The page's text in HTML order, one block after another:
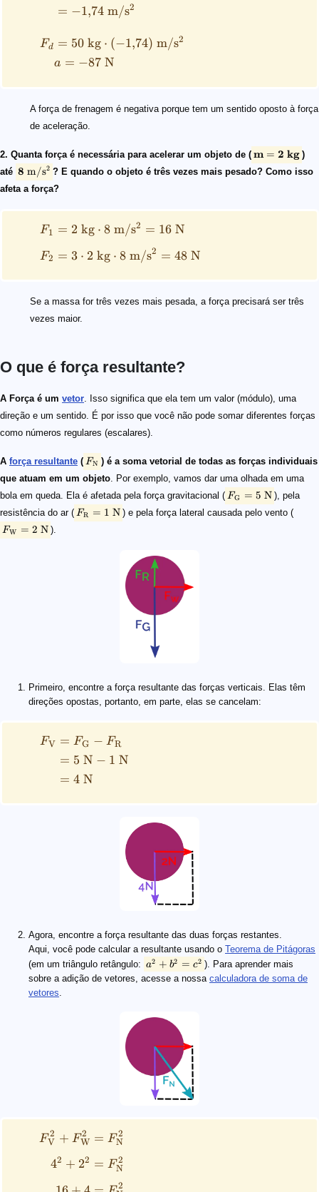
Fd
= −1,74 m/s2
= 50 kg ⋅ (−1,74) m/s2
a = −87 N
A força de frenagem é negativa porque tem um sentido oposto à força
de aceleração.
2. Quanta força é necessária para acelerar um objeto de ( m = 2 kg )
até 8 m/s2 ? E quando o objeto é três vezes mais pesado? Como isso
afeta a força?
F 1
F2
= 2 kg ⋅ 8 m/s2 = 16 N
= 3 ⋅ 2 kg ⋅ 8 m/s2 = 48 N
Se a massa for três vezes mais pesada, a força precisará ser três
vezes maior.
O que é força resultante?
A Força é um vetor . Isso significa que ela tem um valor (módulo), uma
direção e um sentido. É por isso que você não pode somar diferentes forças
como números regulares (escalares).
A força resultante (
\small F_{\text{N}}
FN ) é a soma vetorial de todas as forças individuais
que atuam em um objeto . Por exemplo, vamos dar uma olhada em uma
bola em queda. Ela é afetada pela força gravitacional (
\small F_{\text{G}} = 5\ \rm N
FG = 5 N ), pela
resistência do ar (
\small F_{\rm R} = 1\ \rm N
FR = 1 N ) e pela força lateral causada pelo vento (
\small F_{\rm W} = 2\ \rm N
FW = 2 N ).
Primeiro, encontre a força resultante das forças verticais. Elas têm
direções opostas, portanto, em parte, elas se cancelam:
\qquad \begin{split} F_{\rm V} &= F_{\rm G} -
FV = FG − FR
= 5 N − 1 N
= 4 N
Agora, encontre a força resultante das duas forças restantes.
Aqui, você pode calcular a resultante usando o Teorema de Pitágoras
(em um triângulo retângulo:
\small a^2 + b^2 = c^2
a2 + b2 = c2 ). Para aprender mais
sobre a adição de vetores, acesse a nossa calculadora de soma de
vetores.
\qquad \begin{split} F_{\rm V}^2 + F_{\rm W}^2
FV
2 + FW
2
42 + 22
= FN
2
= FN
2
2